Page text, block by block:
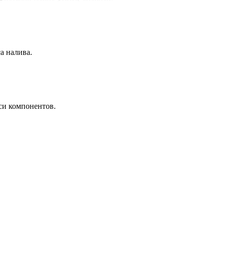
налива.
компонентов.